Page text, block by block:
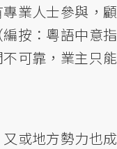
業人士參與，顧
按：粵語中意指
可靠，業主只能
或地方勢力也成